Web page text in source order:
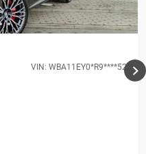
VIN: WBA11EY0*R9****52